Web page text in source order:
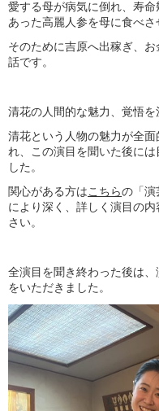
愛する母が病気に倒れ、寿
あった高麗人参を母に食べさ
そのために吉原へ出稼ぎ、
話です。
清花の人間的な魅力、覚悟を
清花という人物の魅力が全
れ、この演目を聞いた後に
した。
関心がある方はこちらの「演
により深く、詳しく演目の
さい。
全演目を聞き終わった後は
をいただきました。